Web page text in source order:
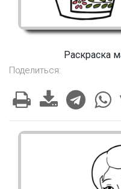
Раскраска
Поделиться: